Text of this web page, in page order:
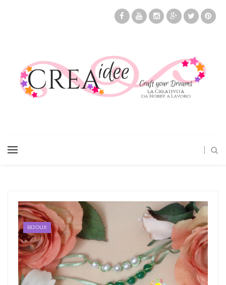
BIJOUX